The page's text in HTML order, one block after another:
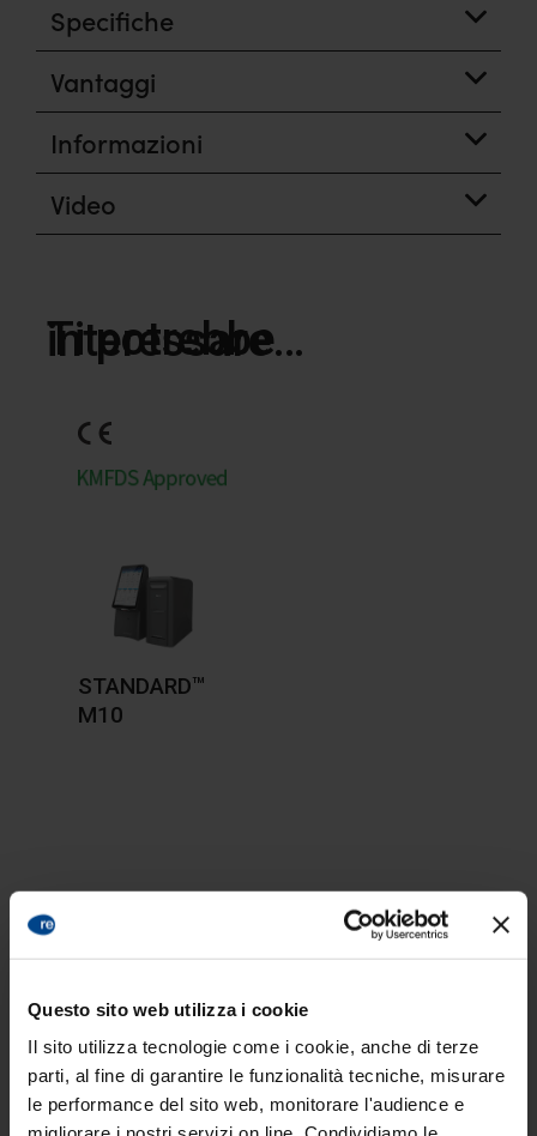
Questo sito web utilizza i cookie
Il sito utilizza tecnologie come i cookie, anche di terze
parti, al fine di garantire le funzionalità tecniche, misurare
le performance del sito web, monitorare l'audience e
Specifiche
Vantaggi
Informazioni
Video
Ti potrebbe interessare…
STANDARD™
M10
Contatti
T. +39 010 6671794